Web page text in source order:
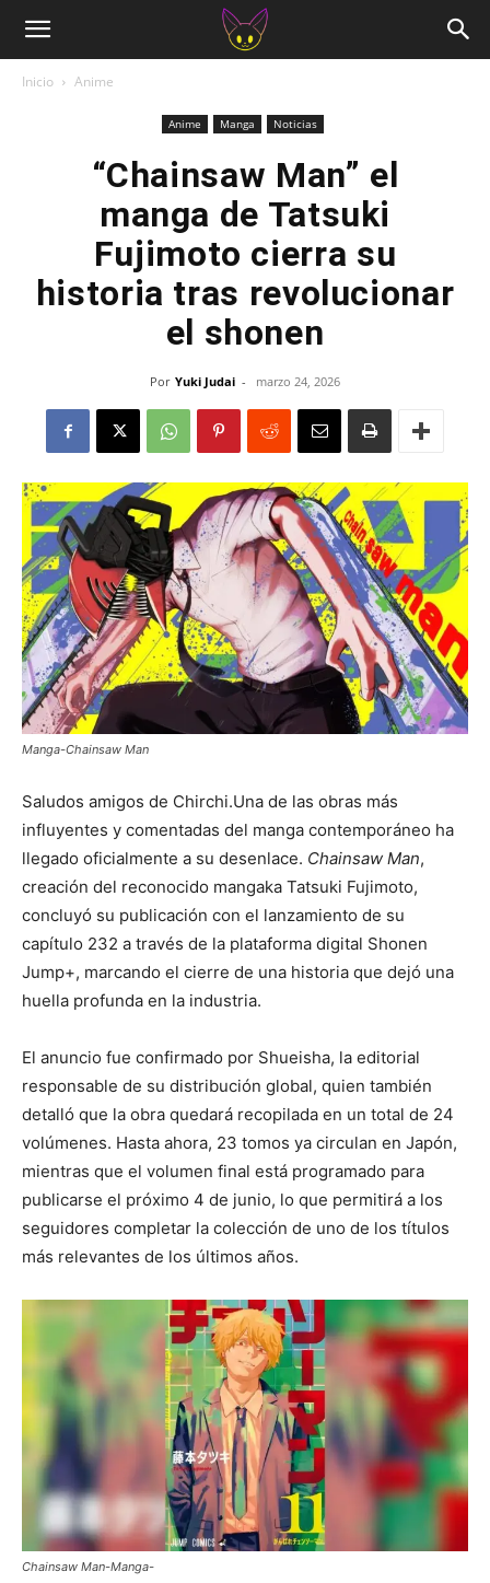
Inicio Anime
Anime Manga Noticias
“Chainsaw Man” el
manga de Tatsuki
Fujimoto cierra su
historia tras revolucionar
el shonen
Por Yuki Judai - marzo 24, 2026
Manga-Chainsaw Man
Saludos amigos de Chirchi.Una de las obras más
influyentes y comentadas del manga contemporáneo ha
llegado oficialmente a su desenlace. Chainsaw Man,
creación del reconocido mangaka Tatsuki Fujimoto,
concluyó su publicación con el lanzamiento de su
capítulo 232 a través de la plataforma digital Shonen
Jump+, marcando el cierre de una historia que dejó una
huella profunda en la industria.
El anuncio fue confirmado por Shueisha, la editorial
responsable de su distribución global, quien también
detalló que la obra quedará recopilada en un total de 24
volúmenes. Hasta ahora, 23 tomos ya circulan en Japón,
mientras que el volumen final está programado para
publicarse el próximo 4 de junio, lo que permitirá a los
seguidores completar la colección de uno de los títulos
más relevantes de los últimos años.
Chainsaw Man-Manga-